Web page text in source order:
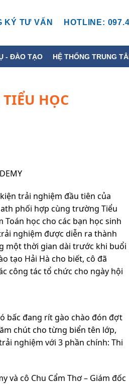
KÝ TƯ VẤN HOTLINE:
- ĐÀO TẠO HỆ THỐNG TRUNG
HỌC
trải nghiệm đầu tiên của
phối hợp cùng trường Tiểu
Toán học cho các bạn học sinh
nghiệm được diễn ra thành
một thời gian dài trước khi buổi
tạo Hải Hà cho biết, cô đã
công tác tổ chức cho ngày hội
bấc đang rít gào chào đón đợt
chút cho từng biển tên lớp,
nghiệm với 3 phần chính: Thi
và cô Chu Cẩm Thơ – Giám đốc